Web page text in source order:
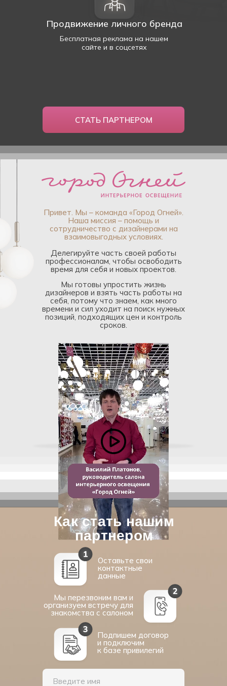
Продвижение личного бренда
Бесплатная реклама на нашем
сайте и в соцсетях
СТАТЬ ПАРТНЕРОМ
Привет. Мы – команда «Город Огней».
Наша миссия – помощь и
сотрудничество с дизайнерами на
взаимовыгодных условиях.
Мы готовы упростить жизнь
дизайнеров и взять часть работы на
себя, потому что знаем, как много
времени и сил уходит на поиск нужных
позиций, подходящих цен и контроль
сроков.
Делегируйте часть своей работы
профессионалам, чтобы освободить
время для себя и новых проектов.
Оставьте свои
контактные
данные
Мы перезвоним вам и
организуем встречу для
знакомства с салоном
Подпишем договор
и подключим
к базе привилегий
Как стать нашим
партнером